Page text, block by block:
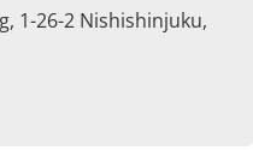
1-26-2 Nishishinjuku,